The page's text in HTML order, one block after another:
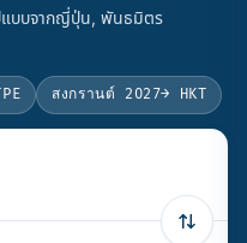
แบบจากญี่ปุ่น, พันธมิตร
สงกรานต์ 2027→ HKT